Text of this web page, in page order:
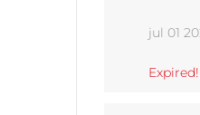
jul 01
Expired!